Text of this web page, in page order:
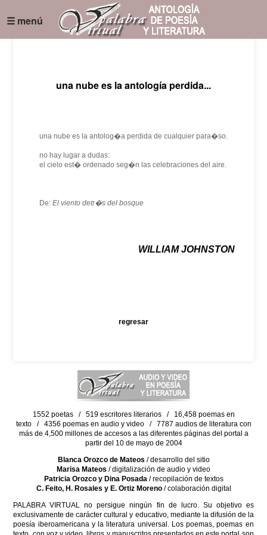
☰ menú
una nube es la antología perdida...
una nube es la antolog�a perdida de cualquier para�so.
no hay lugar a dudas:
el cielo est� ordenado seg�n las celebraciones del aire.
De: El viento detr�s del bosque
WILLIAM JOHNSTON
regresar
1552 poetas / 519 escritores literarios / 16,458 poemas en
texto / 4356 poemas en audio y video / 7787 audios de literatura con
más de 4,500 millones de accesos a las diferentes páginas del portal a
partir del 10 de mayo de 2004
Blanca Orozco de Mateos / desarrollo del sitio
Marisa Mateos / digitalización de audio y video
Patricia Orozco y Dina Posada/ recopilación de textos
C. Feito, H. Rosales y E. Ortiz Moreno/ colaboración digital
PALABRA VIRTUAL no persigue ningún fin de lucro. Su objetivo es
exclusivamente de carácter cultural y educativo, mediante la difusión de la
poesía iberoamericana y la literatura universal. Los poemas, poemas en